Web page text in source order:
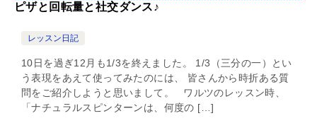
ピザと回転量と社交ダンス♪
レッスン日記
10日を過ぎ12月も1/3を終えました。 1/3（三分の一）とい
う表現をあえて使ってみたのには、 皆さんから時折ある質
問をご紹介しようと思いまして。 ワルツのレッスン時、
「ナチュラルスピンターンは、何度の […]